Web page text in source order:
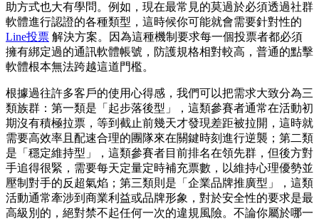
助方式也大有學問。例如，現在最常見的莫過於必須透過社群
軟體進行認證的各種類型，這時候你可能就會需要針對性的
Line投票 解決方案。因為這種機制要求每一個投票者都必須
擁有綁定過的通訊軟體帳號，防護規格相對較高，普通的點擊
軟體根本無法跨越這道門檻。
根據過往許多客戶的使用心得感，我們可以把需求大致分為三
類族群：第一類是「起步落後型」，這類參賽者通常在活動初
期沒有積極拉票，等到截止前幾天才發現差距被拉開，這時就
需要高效率且配速合理的團隊來在關鍵時刻進行逆襲；第二類
是「穩定維持型」，這類參賽者目前排名在領先群，但後方對
手追得很緊，需要每天定量定時補充票數，以維持心理優勢並
壓制對手的反超氣焰；第三類則是「企業品牌推廣型」，這類
活動通常牽涉到商業利益或品牌形象，對於安全性的要求是最
高級別的，絕對禁不起任何一次的違規風險。不論你屬於哪一